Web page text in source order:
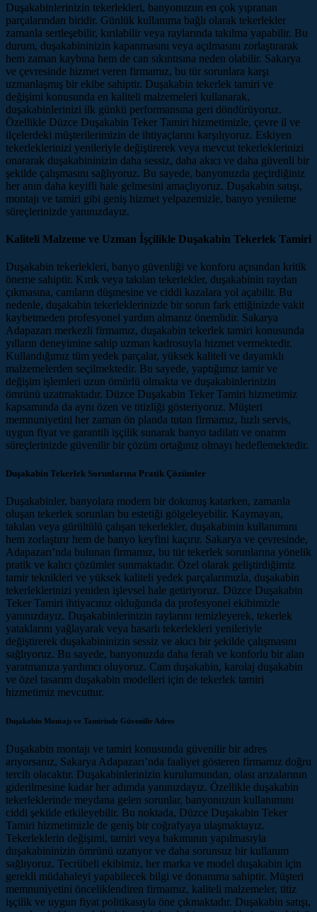
Duşakabinlerinizin tekerlekleri, banyonuzun en çok yıpranan
parçalarından biridir. Günlük kullanıma bağlı olarak tekerlekler
zamanla sertleşebilir, kırılabilir veya raylarında takılma yapabilir. Bu
durum, duşakabininizin kapanmasını veya açılmasını zorlaştırarak
hem zaman kaybına hem de can sıkıntısına neden olabilir. Sakarya
ve çevresinde hizmet veren firmamız, bu tür sorunlara karşı
uzmanlaşmış bir ekibe sahiptir. Duşakabin tekerlek tamiri ve
değişimi konusunda en kaliteli malzemeleri kullanarak,
duşakabinlerinizi ilk günkü performansına geri döndürüyoruz.
Özellikle Düzce Duşakabin Teker Tamiri hizmetimizle, çevre il ve
ilçelerdeki müşterilerimizin de ihtiyaçlarını karşılıyoruz. Eskiyen
tekerleklerinizi yenileriyle değiştirerek veya mevcut tekerleklerinizi
onararak duşakabininizin daha sessiz, daha akıcı ve daha güvenli bir
şekilde çalışmasını sağlıyoruz. Bu sayede, banyonuzda geçirdiğiniz
her anın daha keyifli hale gelmesini amaçlıyoruz. Duşakabin satışı,
montajı ve tamiri gibi geniş hizmet yelpazemizle, banyo yenileme
süreçlerinizde yanınızdayız.
Kaliteli Malzeme ve Uzman İşçilikle Duşakabin Tekerlek Tamiri
Duşakabin tekerlekleri, banyo güvenliği ve konforu açısından kritik
öneme sahiptir. Kırık veya takılan tekerlekler, duşakabinin raydan
çıkmasına, camların düşmesine ve ciddi kazalara yol açabilir. Bu
nedenle, duşakabin tekerleklerinizde bir sorun fark ettiğinizde vakit
kaybetmeden profesyonel yardım almanız önemlidir. Sakarya
Adapazarı merkezli firmamız, duşakabin tekerlek tamiri konusunda
yılların deneyimine sahip uzman kadrosuyla hizmet vermektedir.
Kullandığımız tüm yedek parçalar, yüksek kaliteli ve dayanıklı
malzemelerden seçilmektedir. Bu sayede, yaptığımız tamir ve
değişim işlemleri uzun ömürlü olmakta ve duşakabinlerinizin
ömrünü uzatmaktadır. Düzce Duşakabin Teker Tamiri hizmetimiz
kapsamında da aynı özen ve titizliği gösteriyoruz. Müşteri
memnuniyetini her zaman ön planda tutan firmamız, hızlı servis,
uygun fiyat ve garantili işçilik sunarak banyo tadilatı ve onarım
süreçlerinizde güvenilir bir çözüm ortağınız olmayı hedeflemektedir.
Duşakabin Tekerlek Sorunlarına Pratik Çözümler
Duşakabinler, banyolara modern bir dokunuş katarken, zamanla
oluşan tekerlek sorunları bu estetiği gölgeleyebilir. Kaymayan,
takılan veya gürültülü çalışan tekerlekler, duşakabinin kullanımını
hem zorlaştırır hem de banyo keyfini kaçırır. Sakarya ve çevresinde,
Adapazarı’nda bulunan firmamız, bu tür tekerlek sorunlarına yönelik
pratik ve kalıcı çözümler sunmaktadır. Özel olarak geliştirdiğimiz
tamir teknikleri ve yüksek kaliteli yedek parçalarımızla, duşakabin
tekerleklerinizi yeniden işlevsel hale getiriyoruz. Düzce Duşakabin
Teker Tamiri ihtiyacınız olduğunda da profesyonel ekibimizle
yanınızdayız. Duşakabinlerinizin raylarını temizleyerek, tekerlek
yataklarını yağlayarak veya hasarlı tekerlekleri yenileriyle
değiştirerek duşakabininizin sessiz ve akıcı bir şekilde çalışmasını
sağlıyoruz. Bu sayede, banyonuzda daha ferah ve konforlu bir alan
yaratmanıza yardımcı oluyoruz. Cam duşakabin, karolaj duşakabin
ve özel tasarım duşakabin modelleri için de tekerlek tamiri
hizmetimiz mevcuttur.
Duşakabin Montajı ve Tamirinde Güvenilir Adres
Duşakabin montajı ve tamiri konusunda güvenilir bir adres
arıyorsanız, Sakarya Adapazarı’nda faaliyet gösteren firmamız doğru
tercih olacaktır. Duşakabinlerinizin kurulumundan, olası arızalarının
giderilmesine kadar her adımda yanınızdayız. Özellikle duşakabin
tekerleklerinde meydana gelen sorunlar, banyonuzun kullanımını
ciddi şekilde etkileyebilir. Bu noktada, Düzce Duşakabin Teker
Tamiri hizmetimizle de geniş bir coğrafyaya ulaşmaktayız.
Tekerleklerin değişimi, tamiri veya bakımının yapılmasıyla
duşakabininizin ömrünü uzatıyor ve daha sorunsuz bir kullanım
sağlıyoruz. Tecrübeli ekibimiz, her marka ve model duşakabin için
gerekli müdahaleyi yapabilecek bilgi ve donanıma sahiptir. Müşteri
memnuniyetini önceliklendiren firmamız, kaliteli malzemeler, titiz
işçilik ve uygun fiyat politikasıyla öne çıkmaktadır. Duşakabin satışı,